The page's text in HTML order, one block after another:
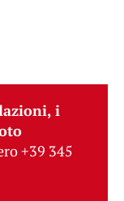
i
+39 345